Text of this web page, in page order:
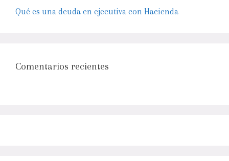
Qué es una deuda en ejecutiva con Hacienda
Comentarios recientes